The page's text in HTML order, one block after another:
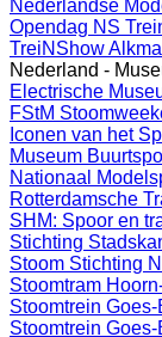
Nederlandse
Opendag NS
TreiNShow
Nederland -
Electrische
FStM
Iconen van het
Museum
Nationaal
Rotterdamsche
SHM: Spoor en
Stichting
Stoom Stichting
Stoomtram
Stoomtrein
Stoomtrein